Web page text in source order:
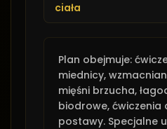
ciała
Plan obejmuje:
miednicy,
mięśni brzucha,
biodrowe, ćwiczenia
postawy. Specjalne